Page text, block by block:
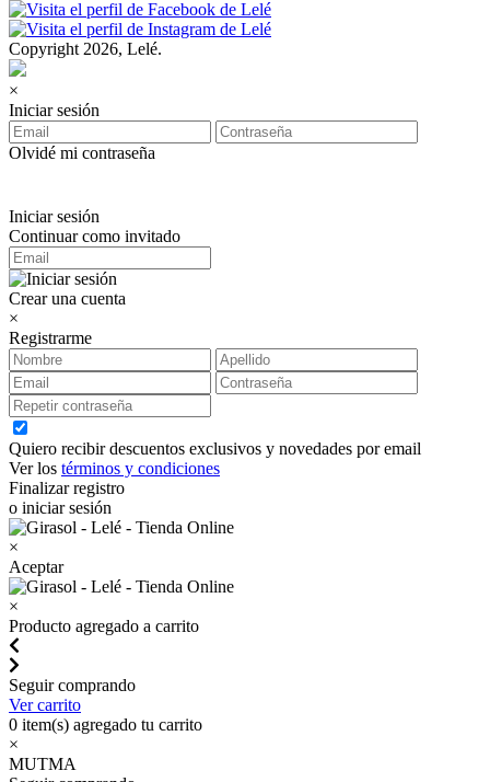
Copyright 2026, Lelé.
×
Iniciar sesión
Olvidé mi contraseña
Iniciar sesión
Continuar como invitado
Crear una cuenta
×
Registrarme
Quiero recibir descuentos exclusivos y novedades por email
Ver los términos y condiciones
Finalizar registro
o iniciar sesión
×
Aceptar
×
Producto agregado a carrito
Seguir comprando
Ver carrito
0 item(s) agregado tu carrito
×
MUTMA